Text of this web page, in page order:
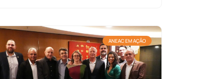
ANEAC EM AÇÃO